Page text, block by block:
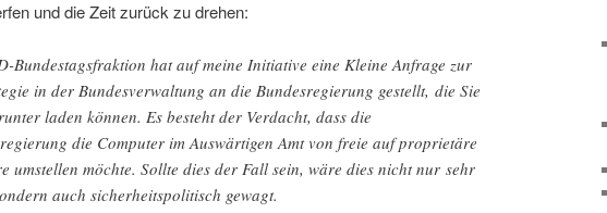
und die Zeit zurück zu drehen:
Bundestagsfraktion hat auf meine Initiative eine Kleine Anfrage zur
in der Bundesverwaltung an die Bundesregierung gestellt, die Sie
laden können. Es besteht der Verdacht, dass die
die Computer im Auswärtigen Amt von freie auf proprietäre
umstellen möchte. Sollte dies der Fall sein, wäre dies nicht nur sehr
auch sicherheitspolitisch gewagt.